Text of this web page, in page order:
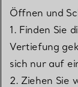
Öffnen und
1. Finden Sie
Vertiefung
sich nur auf
2. Ziehen Sie